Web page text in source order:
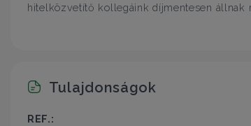
hitelközvetítő kollegáink díjmentesen állnak
Tulajdonságok
REF.: